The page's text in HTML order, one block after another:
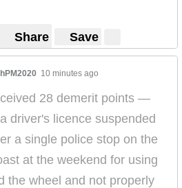
Share Save
10 minutes ago
28 demerit points —
driver's licence suspended
a single police stop on the
at the weekend for using
the wheel and not properly